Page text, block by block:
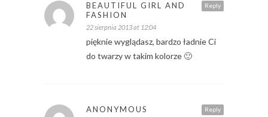
Reply
BEAUTIFUL GIRL AND
FASHION
22 sierpnia 2013 at 12:04
pięknie wyglądasz, bardzo ładnie Ci
do twarzy w takim kolorze 🙂
Reply
ANONYMOUS